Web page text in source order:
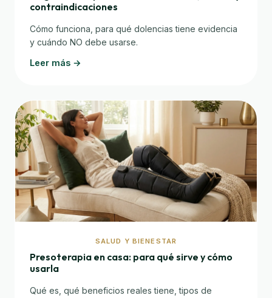
contraindicaciones
Cómo funciona, para qué dolencias tiene evidencia
y cuándo NO debe usarse.
Leer más →
SALUD Y BIENESTAR
Presoterapia en casa: para qué sirve y cómo
usarla
Qué es, qué beneficios reales tiene, tipos de